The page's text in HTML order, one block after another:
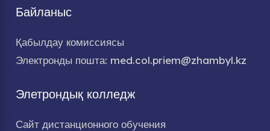
Байланыс
Қабылдау комиссиясы
Электронды пошта: med.col.priem@zhambyl.kz
Элетрондық колледж
Сайт дистанционного обучения